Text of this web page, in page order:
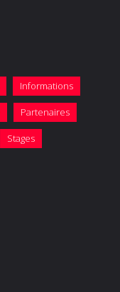
Informations
Partenaires
Stages